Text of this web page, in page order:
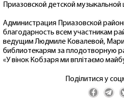
Приазовской детской музыкальной
Администрация Приазовской
благодарность всем участникам
ведущим Людмиле Ковалевой,
библиотекарям за плодотворную
«У вінок Кобзаря ми вплітаємо
Поділитися у